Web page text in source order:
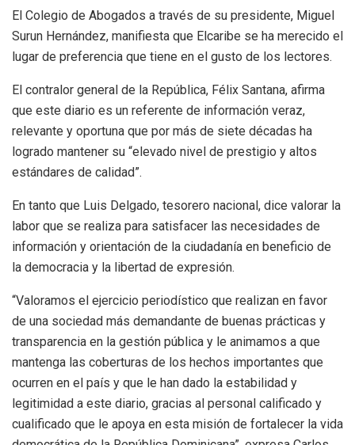
El Colegio de Abogados a través de su presidente, Miguel
Surun Hernández, manifiesta que Elcaribe se ha merecido el
lugar de preferencia que tiene en el gusto de los lectores.
El contralor general de la República, Félix Santana, afirma
que este diario es un referente de información veraz,
relevante y oportuna que por más de siete décadas ha
logrado mantener su “elevado nivel de prestigio y altos
estándares de calidad”.
En tanto que Luis Delgado, tesorero nacional, dice valorar la
labor que se realiza para satisfacer las necesidades de
información y orientación de la ciudadanía en beneficio de
la democracia y la libertad de expresión.
“Valoramos el ejercicio periodístico que realizan en favor
de una sociedad más demandante de buenas prácticas y
transparencia en la gestión pública y le animamos a que
mantenga las coberturas de los hechos importantes que
ocurren en el país y que le han dado la estabilidad y
legitimidad a este diario, gracias al personal calificado y
cualificado que le apoya en esta misión de fortalecer la vida